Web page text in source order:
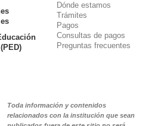
Dónde estamos
Trámites
Pagos
Consultas de pagos
Preguntas frecuentes
Toda información y contenidos
relacionados con la institución que sean